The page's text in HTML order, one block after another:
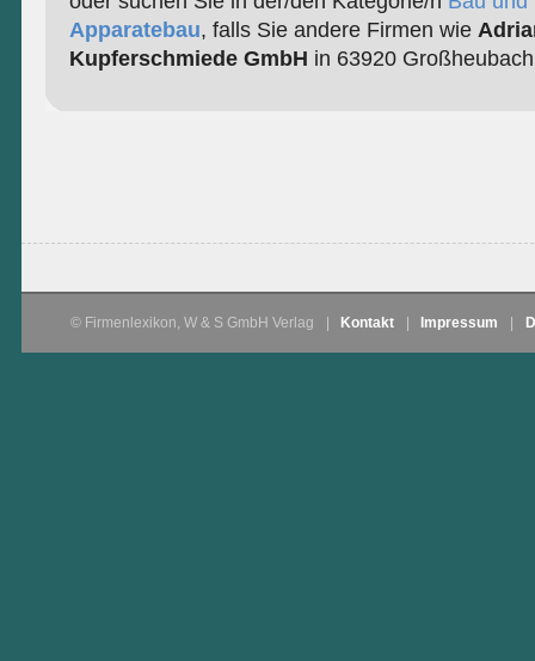
Apparatebau, falls Sie andere Firmen wie
Kupferschmiede GmbH in 63920
© Firmenlexikon, W & S GmbH Verlag Kontakt Impressum